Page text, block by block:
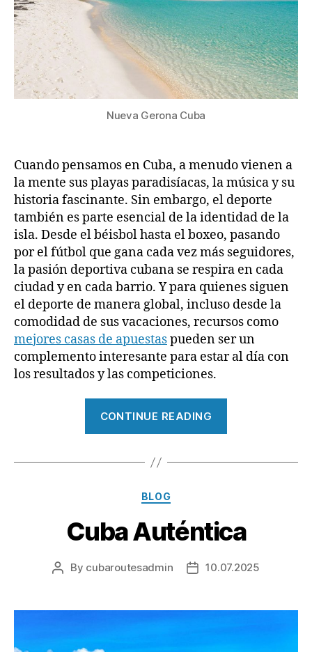
Nueva Gerona Cuba
Cuando pensamos en Cuba, a menudo vienen a
la mente sus playas paradisíacas, la música y su
historia fascinante. Sin embargo, el deporte
también es parte esencial de la identidad de la
isla. Desde el béisbol hasta el boxeo, pasando
por el fútbol que gana cada vez más seguidores,
la pasión deportiva cubana se respira en cada
ciudad y en cada barrio. Y para quienes siguen
el deporte de manera global, incluso desde la
comodidad de sus vacaciones, recursos como
mejores casas de apuestaspueden ser un
complemento interesante para estar al día con
los resultados y las competiciones.
CONTINUE READING
y
rincón”
Categories
BLOG
Cuba Auténtica
Post
By cubaroutesadmin
Post10.07.2025